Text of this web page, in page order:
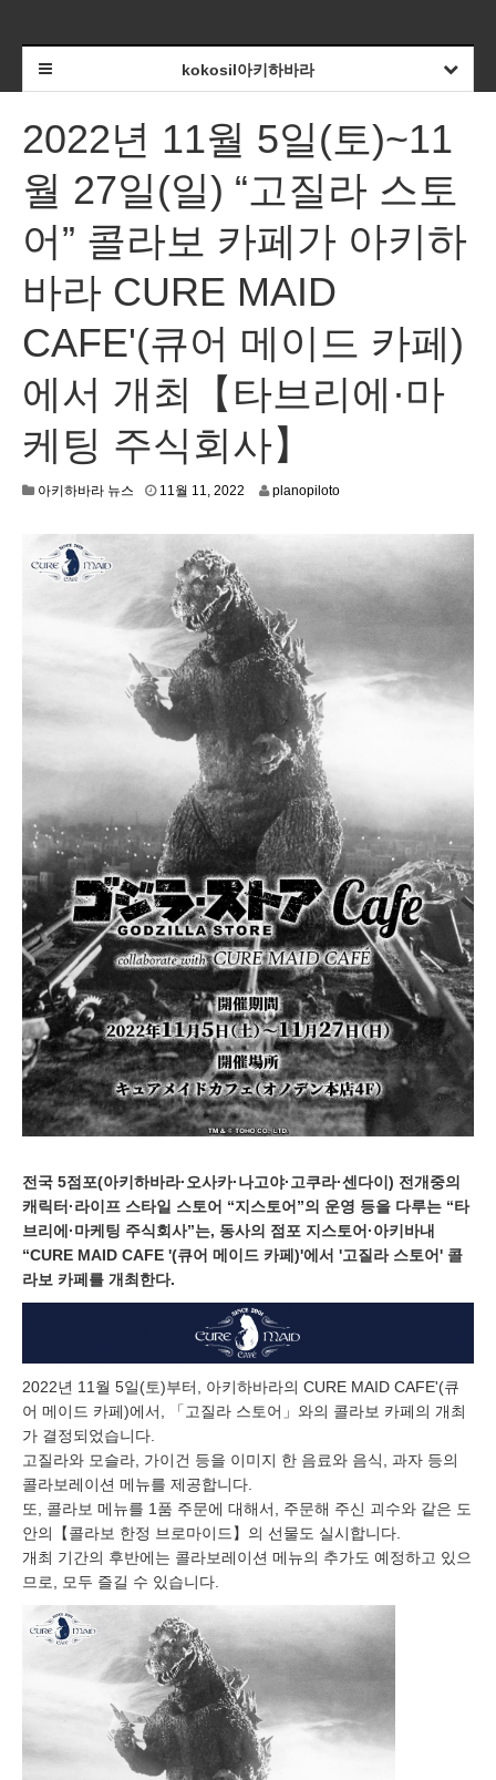
kokosil아키하바라
2022년 11월 5일(토)~11
월 27일(일) “고질라 스토
어” 콜라보 카페가 아키하
바라 CURE MAID
CAFE'(큐어 메이드 카페)
에서 개최【타브리에·마
케팅 주식회사】
아키하바라 뉴스 11월 11, 2022
0
,
2
0
2
planopiloto
전국 5점포(아키하바라·오사카·나고야·고쿠라·센다이) 전개중의
캐릭터·라이프 스타일 스토어 “지스토어”의 운영 등을 다루는 “타
브리에·마케팅 주식회사”는, 동사의 점포 지스토어·아키바내
“CURE MAID CAFE '(큐어 메이드 카페)'에서 '고질라 스토어' 콜
라보 카페를 개최한다.
2022년 11월 5일(토)부터, 아키하바라의 CURE MAID CAFE'(큐
어 메이드 카페)에서, 「고질라 스토어」와의 콜라보 카페의 개최
가 결정되었습니다.
고질라와 모슬라, 가이건 등을 이미지 한 음료와 음식, 과자 등의
콜라보레이션 메뉴를 제공합니다.
또, 콜라보 메뉴를 1품 주문에 대해서, 주문해 주신 괴수와 같은 도
안의【콜라보 한정 브로마이드】의 선물도 실시합니다.
개최 기간의 후반에는 콜라보레이션 메뉴의 추가도 예정하고 있으
므로, 모두 즐길 수 있습니다.